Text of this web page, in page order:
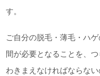
す。
ご自分の脱毛・薄毛・ハ
間が必要となることを、
わきまえなければならない